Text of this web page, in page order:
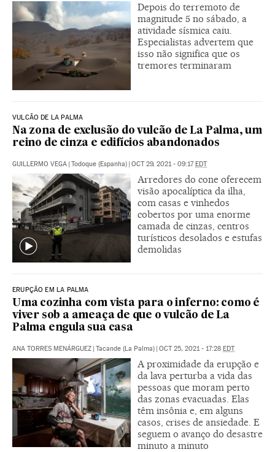
Depois do terremoto de
magnitude 5 no sábado, a
atividade sísmica caiu.
Especialistas advertem que
isso não significa que os
tremores terminaram
VULCÃO DE LA PALMA
Na zona de exclusão do vulcão de La Palma, um
reino de cinza e edifícios abandonados
GUILLERMO VEGA | Todoque (Espanha) | OCT 29, 2021 - 09:17EDT
Arredores do cone oferecem
visão apocalíptica da ilha,
com casas e vinhedos
cobertos por uma enorme
camada de cinzas, centros
turísticos desolados e estufas
demolidas
ERUPÇÃO EM LA PALMA
Uma cozinha com vista para o inferno: como é
viver sob a ameaça de que o vulcão de La
Palma engula sua casa
ANA TORRES MENÁRGUEZ | Tacande (La Palma) | OCT 25, 2021 - 17:28 EDT
A proximidade da erupção e
da lava perturba a vida das
pessoas que moram perto
das zonas evacuadas. Elas
têm insônia e, em alguns
casos, crises de ansiedade. E
seguem o avanço do desastre
minuto a minuto